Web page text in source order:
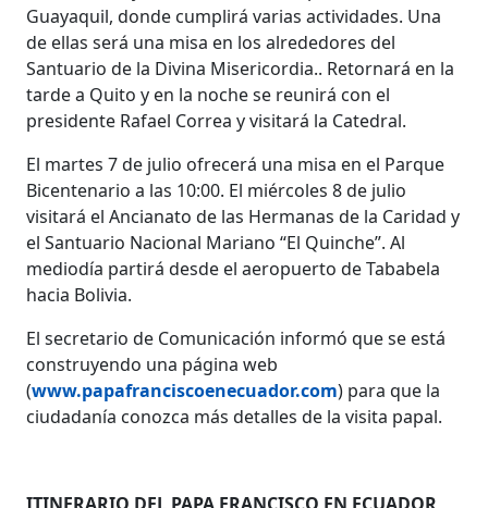
Guayaquil, donde cumplirá varias actividades. Una
de ellas será una misa en los alrededores del
Santuario de la Divina Misericordia.. Retornará en la
tarde a Quito y en la noche se reunirá con el
presidente Rafael Correa y visitará la Catedral.
El martes 7 de julio ofrecerá una misa en el Parque
Bicentenario a las 10:00. El miércoles 8 de julio
visitará el Ancianato de las Hermanas de la Caridad y
el Santuario Nacional Mariano “El Quinche”. Al
mediodía partirá desde el aeropuerto de Tababela
hacia Bolivia.
El secretario de Comunicación informó que se está
construyendo una página web
(www.papafranciscoenecuador.com) para que la
ciudadanía conozca más detalles de la visita papal.